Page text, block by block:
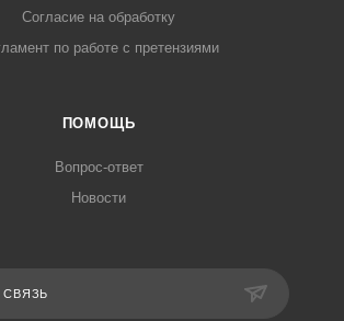
Согласие на обработку
по работе с претензиями
ПОМОЩЬ
Вопрос-ответ
Новости
СВЯЗЬ